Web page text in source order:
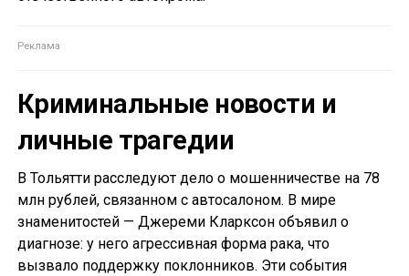
Криминальные новости и
личные трагедии
В Тольятти расследуют дело о мошенничестве на 78
млн рублей, связанном с автосалоном. В мире
знаменитостей — Джереми Кларксон объявил о
диагнозе: у него агрессивная форма рака, что
вызвало поддержку поклонников. Эти события